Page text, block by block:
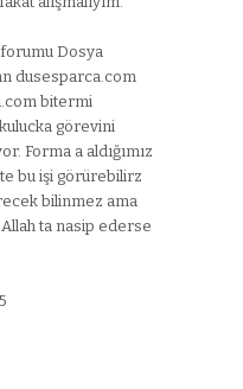
Dosya
dusesparca.com
bitermi
görevini
Forma a aldığımız
bu işi görürebilirz
bilinmez ama
ta nasip ederse